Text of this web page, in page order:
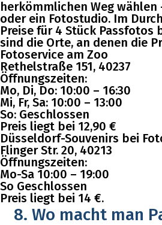
herkömmlichen Weg wählen
oder ein Fotostudio. Im
Preise für 4 Stück Passfotos
sind die Orte, an denen die
Fotoservice am Zoo
Rethelstraße 151, 40237
Öffnungszeiten:
Mo, Di, Do: 10:00 – 16:30
Mi, Fr, Sa: 10:00 – 13:00
So: Geschlossen
Preis liegt bei 12,90 €
Düsseldorf-Souvenirs bei
Flinger Str. 20, 40213
Öffnungszeiten:
Mo-Sa 10:00 – 19:00
So Geschlossen
Preis liegt bei 14 €.
8. Wo macht man